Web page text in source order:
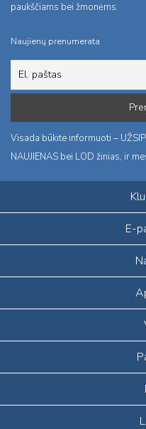
paukščiams bei žmonėms.
Naujienų prenumerata
Visada būkite informuoti –
NAUJIENAS bei LOD žinias, ir
E-